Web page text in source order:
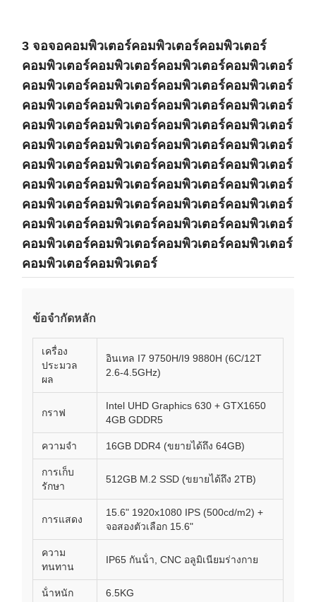
3 จอจอคอมพิวเตอร์คอมพิวเตอร์คอมพิวเตอร์
คอมพิวเตอร์คอมพิวเตอร์คอมพิวเตอร์คอมพิวเตอร์
คอมพิวเตอร์คอมพิวเตอร์คอมพิวเตอร์คอมพิวเตอร์
คอมพิวเตอร์คอมพิวเตอร์คอมพิวเตอร์คอมพิวเตอร์
คอมพิวเตอร์คอมพิวเตอร์คอมพิวเตอร์คอมพิวเตอร์
คอมพิวเตอร์คอมพิวเตอร์คอมพิวเตอร์คอมพิวเตอร์
คอมพิวเตอร์คอมพิวเตอร์คอมพิวเตอร์คอมพิวเตอร์
คอมพิวเตอร์คอมพิวเตอร์คอมพิวเตอร์คอมพิวเตอร์
คอมพิวเตอร์คอมพิวเตอร์คอมพิวเตอร์คอมพิวเตอร์
คอมพิวเตอร์คอมพิวเตอร์คอมพิวเตอร์คอมพิวเตอร์
คอมพิวเตอร์คอมพิวเตอร์คอมพิวเตอร์คอมพิวเตอร์
คอมพิวเตอร์คอมพิวเตอร์
ข้อจํากัดหลัก
เครื่อง
ประมวล
ผล
อินเทล I7 9750H/I9 9880H (6C/12T
2.6-4.5GHz)
กราฟ
Intel UHD Graphics 630 + GTX1650
4GB GDDR5
ความจํา 16GB DDR4 (ขยายได้ถึง 64GB)
การเก็บ
รักษา
512GB M.2 SSD (ขยายได้ถึง 2TB)
การแสดง
15.6" 1920x1080 IPS (500cd/m2) +
จอสองตัวเลือก 15.6"
ความ
ทนทาน
IP65 กันน้ํา, CNC อลูมิเนียมร่างกาย
น้ําหนัก 6.5KG